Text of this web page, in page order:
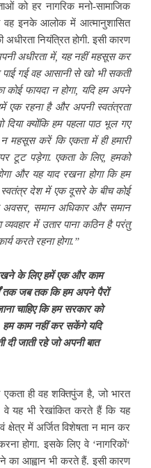
को हर नागरिक मनो-सामाजिक
वह इनके आलोक में आत्मानुशासित
नियंत्रित होगी. इसी कारण
अधीरता में, यह नहीं महसूस कर
पाई गई वह आसानी से खो भी सकती
फायदा न होगा, यदि हम अपने
रहना है और अपनी स्वतंत्रता
क्योंकि हम पहला पाठ भूल गए
महसूस करें कि एकता में ही हमारी
टूट पड़ेगा. एकता के लिए, हमको
और यह याद रखना होगा कि हम
स्वतंत्र देश में एक दूसरे के बीच कोई
अवसर, समान अधिकार और समान
व्यवहार में उतार पाना कठिन है परंतु
करते रहना होगा.”
के लिए हमें एक और काम
तक जब तक कि हम अपने पैरों
चाहिए कि हम सरकार को
काम नहीं कर सकेंगे यदि
दी जाती रहे जो अपनी बात
ही वह शक्तिपुंज है, जो भारत
वे यह भी रेखांकित करते हैं कि यह
क्षेत्र में अर्जित विशेषता न मान कर
होगा. इसके लिए वे ‘नागरिकों‘
आह्वान भी करते हैं. इसी कारण